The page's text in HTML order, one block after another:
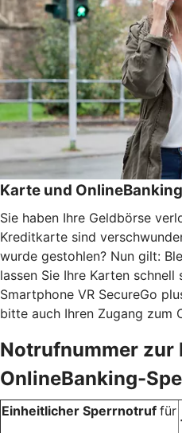
Karte und
Sie haben Ihre Geldbörse
Kreditkarte sind
wurde gestohlen? Nun gilt:
lassen Sie Ihre Karten schnell
Smartphone VR SecureGo
bitte auch Ihren Zugang zum
Notrufnummer zur
OnlineBanking-
Einheitlicher Sperrnotruf für